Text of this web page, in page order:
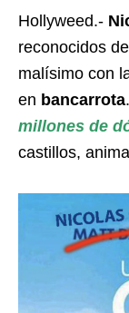
Hollyweed.-
reconocidos del
malísimo con
en bancarrota
millones de
castillos,